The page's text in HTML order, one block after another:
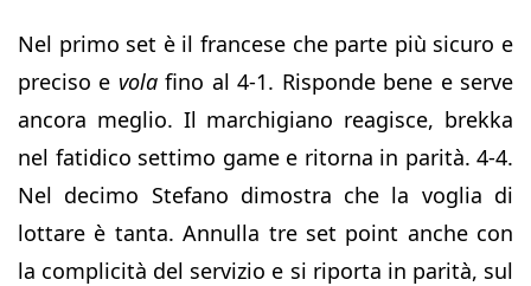
Nel primo set è il francese che parte più sicuro e
preciso e volafino al 4-1. Risponde bene e serve
ancora meglio. Il marchigiano reagisce, brekka
nel fatidico settimo game e ritorna in parità. 4-4.
Nel decimo Stefano dimostra che la voglia di
lottare è tanta. Annulla tre set point anche con
la complicità del servizio e si riporta in parità, sul